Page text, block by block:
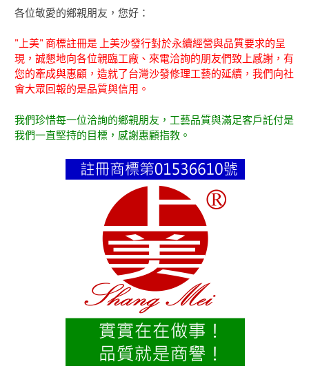
各位敬愛的鄉親朋友，您好：
"上美" 商標註冊是 上美沙發行對於永續經營與品質要求的呈
現，誠懇地向各位親臨工廠、來電洽詢的朋友們致上感謝，有
您的牽成與惠顧，造就了台灣沙發修理工藝的延續，我們向社
會大眾回報的是品質與信用。
我們珍惜每一位洽詢的鄉親朋友，工藝品質與滿足客戶託付是
我們一直堅持的目標，感謝惠顧指教。